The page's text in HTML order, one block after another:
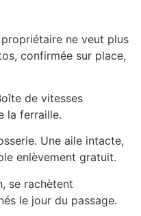
ne veut plus
confirmée sur place,
de vitesses
la ferraille.
Une aile intacte,
enlèvement gratuit.
se rachètent
le jour du passage.